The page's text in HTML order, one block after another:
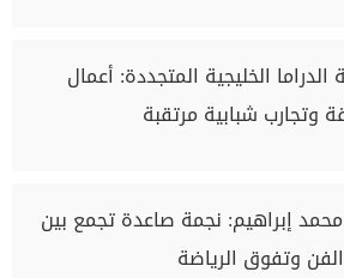
الخليجية المتجددة: أعمال
وتجارب شبابية مرتقبة
محمد إبراهيم: نجمة صاعدة تجمع بين
وتفوق الرياضة